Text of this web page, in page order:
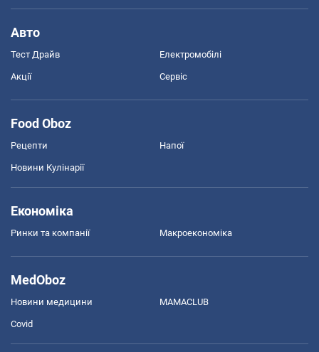
Авто
Тест Драйв Електромобілі
Акції Сервіс
Food Oboz
Рецепти Напої
Новини Кулінарії
Економіка
Ринки та компанії Макроекономіка
MedOboz
Новини медицини MAMACLUB
Covid